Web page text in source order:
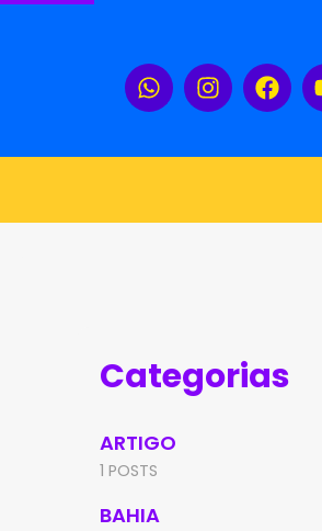
Categorias
ARTIGO
1 POSTS
BAHIA